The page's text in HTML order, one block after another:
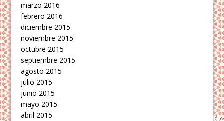
marzo 2016
febrero 2016
diciembre 2015
noviembre 2015
octubre 2015
septiembre 2015
agosto 2015
julio 2015
junio 2015
mayo 2015
abril 2015